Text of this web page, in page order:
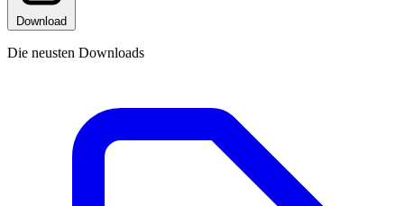
Download
Die neusten Downloads